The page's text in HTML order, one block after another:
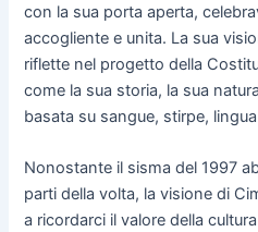
con la sua porta aperta,
accogliente e unita. La sua
riflette nel progetto della
come la sua storia, la sua
basata su sangue, stirpe,
Nonostante il sisma del 1997
parti della volta, la visione di
a ricordarci il valore della